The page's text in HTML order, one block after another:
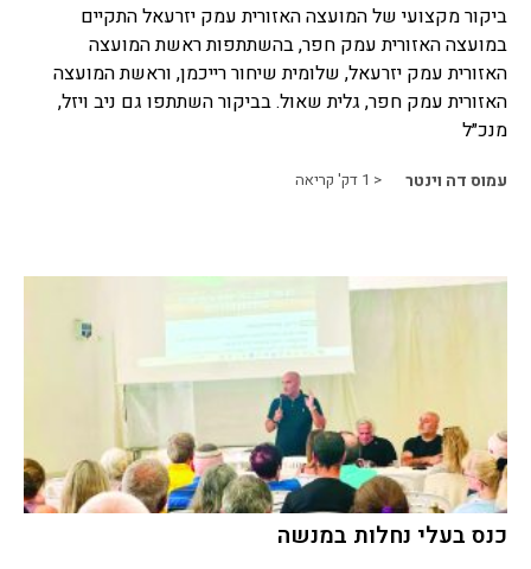
ביקור מקצועי של המועצה האזורית עמק יזרעאל התקיים
במועצה האזורית עמק חפר, בהשתתפות ראשת המועצה
האזורית עמק יזרעאל, שלומית שיחור רייכמן, וראשת המועצה
האזורית עמק חפר, גלית שאול. בביקור השתתפו גם ניב ויזל,
מנכ״ל
עמוס דה וינטר < 1 דק' קריאה
כנס בעלי נחלות במנשה